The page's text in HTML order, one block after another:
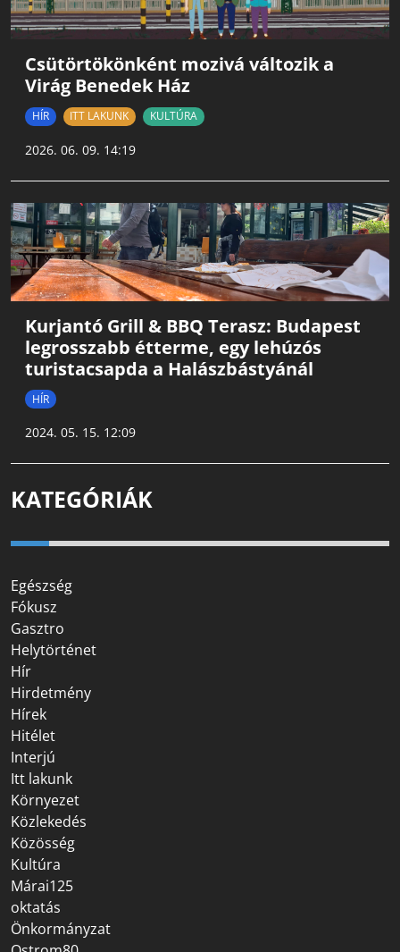
Csütörtökönként mozivá változik a
Virág Benedek Ház
HÍR ITT LAKUNK KULTÚRA
2026. 06. 09. 14:19
Kurjantó Grill & BBQ Terasz: Budapest
legrosszabb étterme, egy lehúzós
turistacsapda a Halászbástyánál
HÍR
2024. 05. 15. 12:09
KATEGÓRIÁK
Egészség
Fókusz
Gasztro
Helytörténet
Hír
Hirdetmény
Hírek
Hitélet
Interjú
Itt lakunk
Környezet
Közlekedés
Közösség
Kultúra
Márai125
oktatás
Önkormányzat